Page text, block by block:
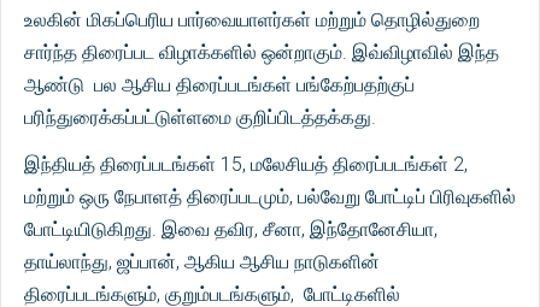
உலகின் மிகப்பெரிய பார்வையாளர்கள் மற்றும் தொழில்துறை
சார்ந்த திரைப்பட விழாக்களில் ஒன்றாகும். இவ்விழாவில் இந்த
ஆண்டு பல ஆசிய திரைப்படங்கள் பங்கேற்பதற்குப்
பரிந்துரைக்கப்பட்டுள்ளமை குறிப்பிடத்தக்கது.
இந்தியத் திரைப்படங்கள் 15, மலேசியத் திரைப்படங்கள் 2,
மற்றும் ஒரு நேபாளத் திரைப்படமும், பல்வேறு போட்டிப் பிரிவுகளில்
போட்டியிடுகிறது. இவை தவிர, சீனா, இந்தோனேசியா,
தாய்லாந்து, ஜப்பான், ஆகிய ஆசிய நாடுகளின்
திரைப்படங்களும், குறும்படங்களும், போட்டிகளில்